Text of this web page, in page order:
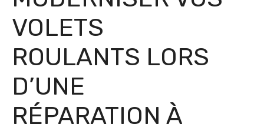
VOLETS
ROULANTS LORS
D’UNE
RÉPARATION À